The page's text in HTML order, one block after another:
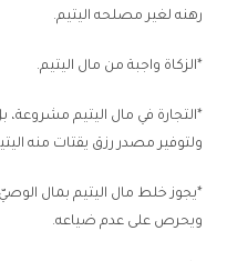
رهنه لغير مصلحه اليتيم.
*الزكاة واجبة من مال اليتيم.
*التجارة في مال اليتيم
ولتوفير مصدر رزق يقتات منه
*يجوز خلط مال اليتيم بمال
ويحرص على عدم ضياعه.